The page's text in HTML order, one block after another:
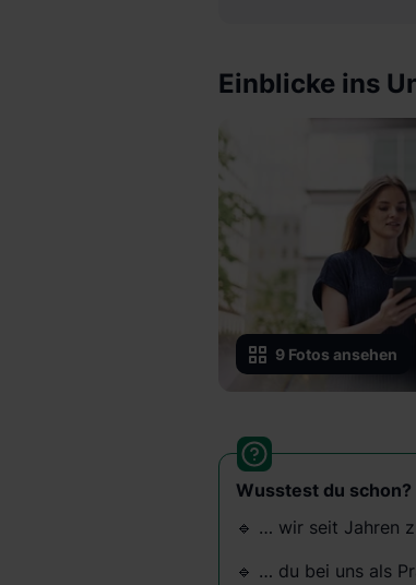
Einblicke ins
9 Fotos ansehen
Wusstest du schon?
🔹 … wir seit Jahren
🔹 … du bei uns als